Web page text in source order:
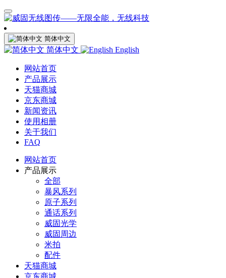
简体中文
简体中文 English
网站首页
产品展示
天猫商城
京东商城
新闻资讯
使用相册
关于我们
FAQ
网站首页
产品展示
全部
暴风系列
原子系列
通话系列
威固光学
威固周边
米拍
配件
天猫商城
京东商城